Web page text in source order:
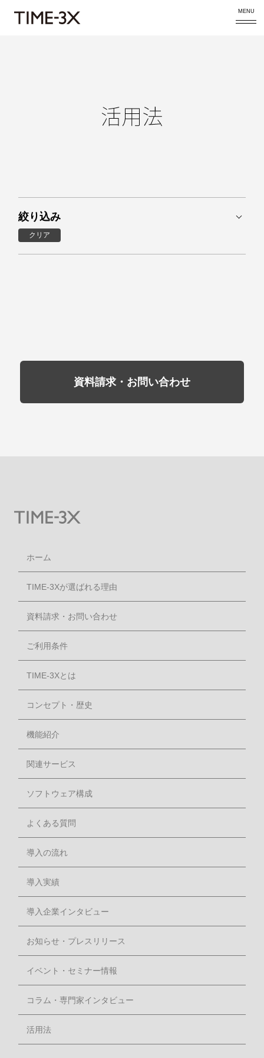
MENU
絞り込み
クリア
資料請求・お問い合わせ
ホーム
TIME-3Xが選ばれる理由
資料請求・お問い合わせ
ご利用条件
TIME-3Xとは
コンセプト・歴史
機能紹介
関連サービス
ソフトウェア構成
よくある質問
導入の流れ
導入実績
導入企業インタビュー
お知らせ・プレスリリース
イベント・セミナー情報
コラム・専門家インタビュー
活用法